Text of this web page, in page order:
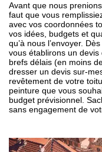
Avant que nous
faut que vous
avec vos coordonnées
vos idées, budgets et
qu’à nous l’envoyer.
vous établirons un
brefs délais (en moins
dresser un devis sur-
revêtement de votre
peinture que vous
budget prévisionnel.
sans engagement de